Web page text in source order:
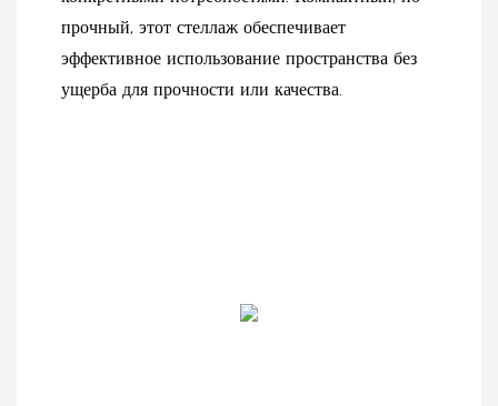
прочный, этот стеллаж обеспечивает
эффективное использование пространства без
ущерба для прочности или качества.